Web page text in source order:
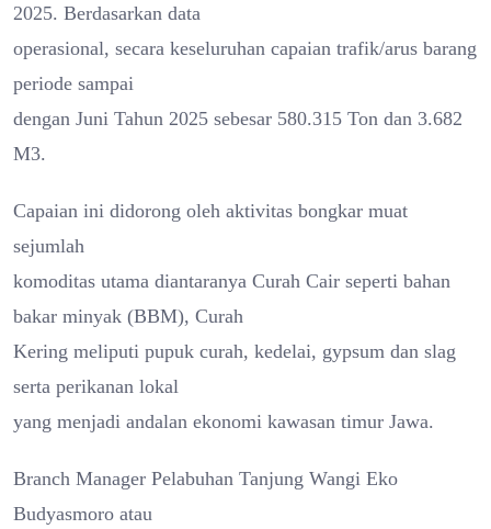
2025. Berdasarkan data
operasional, secara keseluruhan capaian trafik/arus barang
periode sampai
dengan Juni Tahun 2025 sebesar 580.315 Ton dan 3.682
M3.
Capaian ini didorong oleh aktivitas bongkar muat
sejumlah
komoditas utama diantaranya Curah Cair seperti bahan
bakar minyak (BBM), Curah
Kering meliputi pupuk curah, kedelai, gypsum dan slag
serta perikanan lokal
yang menjadi andalan ekonomi kawasan timur Jawa.
Branch Manager Pelabuhan Tanjung Wangi Eko
Budyasmoro atau